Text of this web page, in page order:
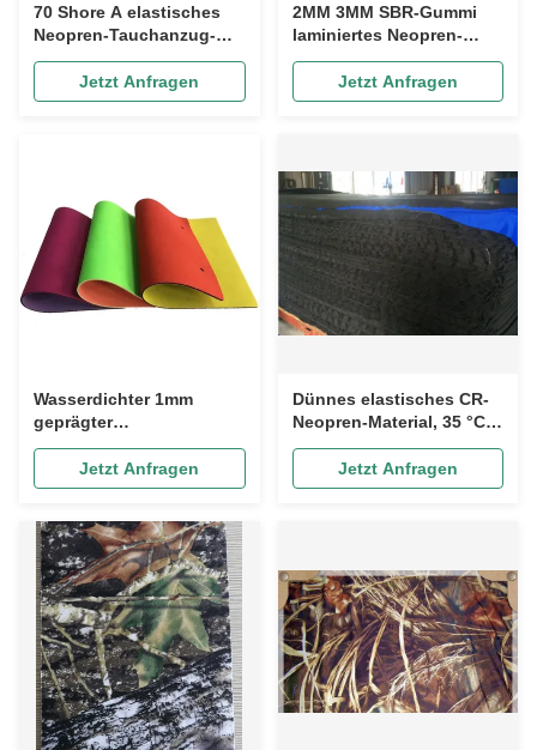
70 Shore A elastisches
Neopren-Tauchanzug-
Stoffmaterial, laminiertes
4mm Neopren-Sheet
Jetzt Anfragen
2MM 3MM SBR-Gummi
laminiertes Neopren-
Stoffmaterial winddicht
Jetzt Anfragen
Wasserdichter 1mm
geprägter
Neoprenschaumstoff
Polychloropren-
Kautschuk
Jetzt Anfragen
Dünnes elastisches CR-
Neopren-Material, 35 °C
bis 130 °C, für
Wärmeschutz-Wathosen
Jetzt Anfragen